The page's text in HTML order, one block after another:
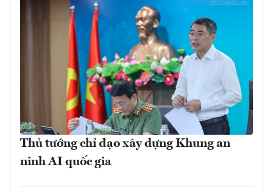
Thủ tướng chỉ đạo xây dựng Khung an
ninh AI quốc gia